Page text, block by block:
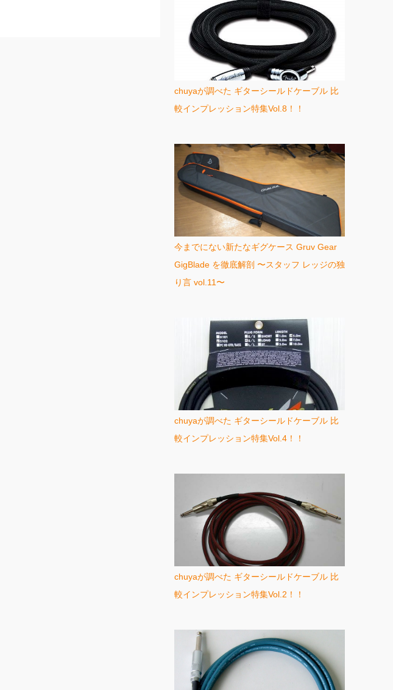
chuyaが調べた ギターシールドケーブル 比
較インプレッション特集Vol.8！！
今までにない新たなギグケース Gruv Gear
GigBlade を徹底解剖 〜スタッフ レッジの独
り言 vol.11〜
chuyaが調べた ギターシールドケーブル 比
較インプレッション特集Vol.4！！
chuyaが調べた ギターシールドケーブル 比
較インプレッション特集Vol.2！！